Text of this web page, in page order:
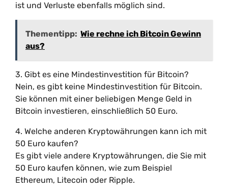
ist und Verluste ebenfalls möglich sind.
Thementipp: Wie rechne ich Bitcoin Gewinn
aus?
3. Gibt es eine Mindestinvestition für Bitcoin?
Nein, es gibt keine Mindestinvestition für Bitcoin.
Sie können mit einer beliebigen Menge Geld in
Bitcoin investieren, einschließlich 50 Euro.
4. Welche anderen Kryptowährungen kann ich mit
50 Euro kaufen?
Es gibt viele andere Kryptowährungen, die Sie mit
50 Euro kaufen können, wie zum Beispiel
Ethereum, Litecoin oder Ripple.